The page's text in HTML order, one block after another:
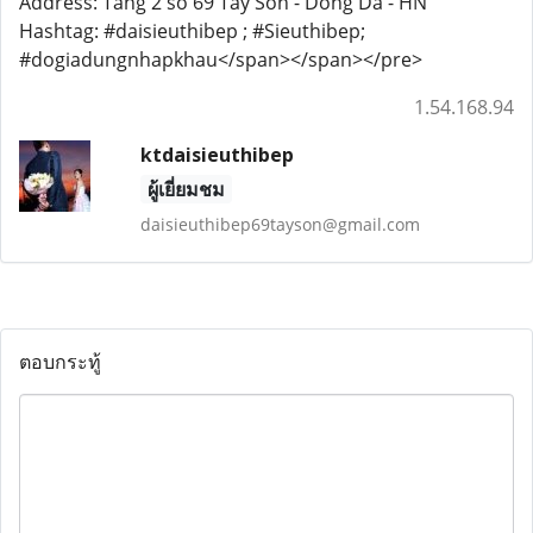
Hashtag: #daisieuthibep ; #Sieuthibep;
#dogiadungnhapkhau</span></span></pre>
1.54.168.94
ktdaisieuthibep
ผู้เยี่ยมชม
daisieuthibep69tayson@gmail.com
ตอบกระทู้